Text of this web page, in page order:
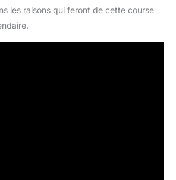
les raisons qui feront de cette course